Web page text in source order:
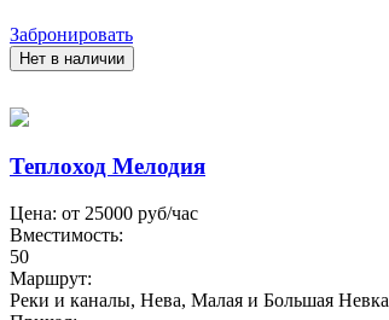
Забронировать
Нет в наличии
Теплоход Мелодия
Цена: от 25000 руб/час
Вместимость:
50
Маршрут:
Реки и каналы, Нева, Малая и Большая Невка